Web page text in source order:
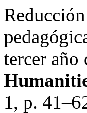
tercer año
1, p.